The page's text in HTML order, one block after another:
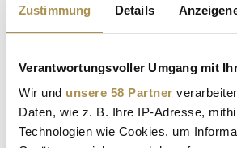
Zustimmung Details
Verantwortungsvoller Umgang mit
Wir und unsere 58 Partner
Daten, wie z. B. Ihre IP-Adresse,
Technologien wie Cookies, um
Autor:*
Kommentar:*